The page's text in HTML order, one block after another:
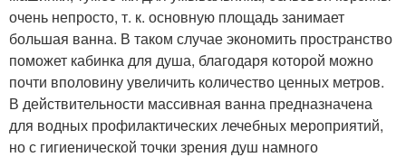
очень непросто, т. к. основную площадь занимает
большая ванна. В таком случае экономить пространство
поможет кабинка для душа, благодаря которой можно
почти вполовину увеличить количество ценных метров.
В действительности массивная ванна предназначена
для водных профилактических лечебных мероприятий,
но с гигиенической точки зрения душ намного